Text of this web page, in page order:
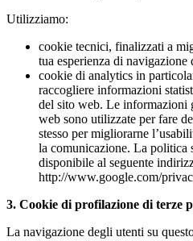
Utilizziamo:
cookie tecnici, finalizzati a
tua esperienza di navigazione
cookie di analytics in
raccogliere informazioni
del sito web. Le informazioni
web sono utilizzate per fare
stesso per migliorarne
la comunicazione. La politica
disponibile al seguente
http://www.google.com/
3. Cookie di profilazione di terze
La navigazione degli utenti su